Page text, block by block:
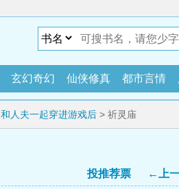
玄幻奇幻 仙侠修真 都市言情
和人夫一起穿进游戏后 > 祈灵庙
投推荐票 ←上